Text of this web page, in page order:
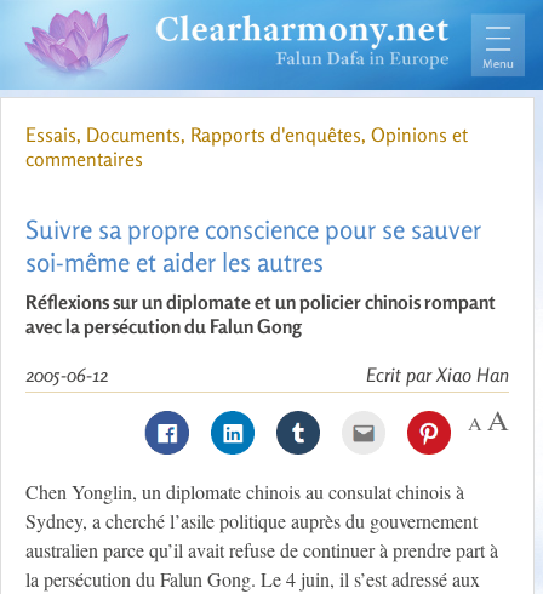
Essais, Documents, Rapports d'enquêtes, Opinions et
commentaires
Suivre sa propre conscience pour se sauver
soi-même et aider les autres
Réflexions sur un diplomate et un policier chinois rompant
avec la persécution du Falun Gong
Ecrit par Xiao Han
2005-06-12
Chen Yonglin, un diplomate chinois au consulat chinois à
Sydney, a cherché l’asile politique auprès du gouvernement
australien parce qu’il avait refuse de continuer à prendre part à
la persécution du Falun Gong. Le 4 juin, il s’est adressé aux